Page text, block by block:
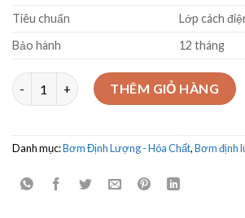
Tiêu chuẩn
Lớp cách
Bảo hành
12 tháng
Bơm định lượng Beluno model JLM2001 số
THÊM GIỎ HÀNG
Danh mục:Bơm Định Lượng - Hóa Chất,Bơm định